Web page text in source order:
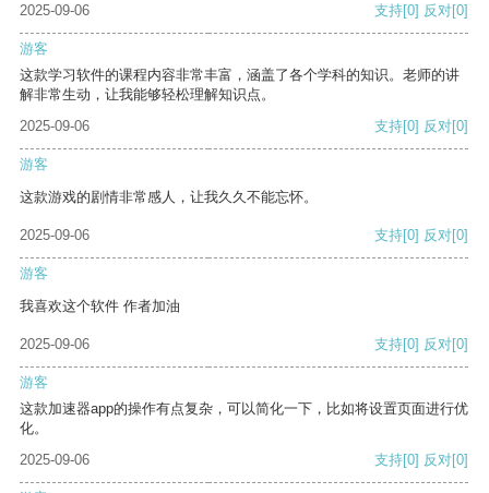
2025-09-06
支持[0] 反对[0]
游客
这款学习软件的课程内容非常丰富，涵盖了各个学科的知识。老师的讲
解非常生动，让我能够轻松理解知识点。
2025-09-06
支持[0] 反对[0]
游客
这款游戏的剧情非常感人，让我久久不能忘怀。
2025-09-06 支持[0] 反对[0]
游客
我喜欢这个软件 作者加油
2025-09-06 支持[0] 反对[0]
游客
这款加速器app的操作有点复杂，可以简化一下，比如将设置页面进行优
化。
2025-09-06
支持[0] 反对[0]